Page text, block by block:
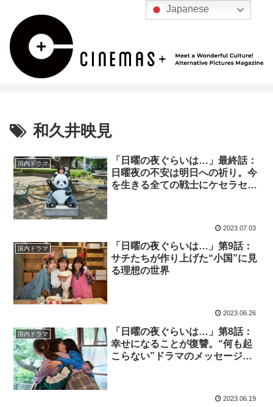
和久井映見
国内ドラマ
「日曜の夜ぐらいは…」最終話：
日曜夜の不安は明日への祈り。今
を生きる全ての戦士にケセラセ
2023.07.03
国内ドラマ
「日曜の夜ぐらいは…」第9話：
サチたちが作り上げた“小国”に見
る理想の世界
2023.06.26
国内ドラマ
「日曜の夜ぐらいは…」第8話：
幸せになることが復讐。“何も起
こらない”ドラマのメッセージに
2023.06.19
Japanese